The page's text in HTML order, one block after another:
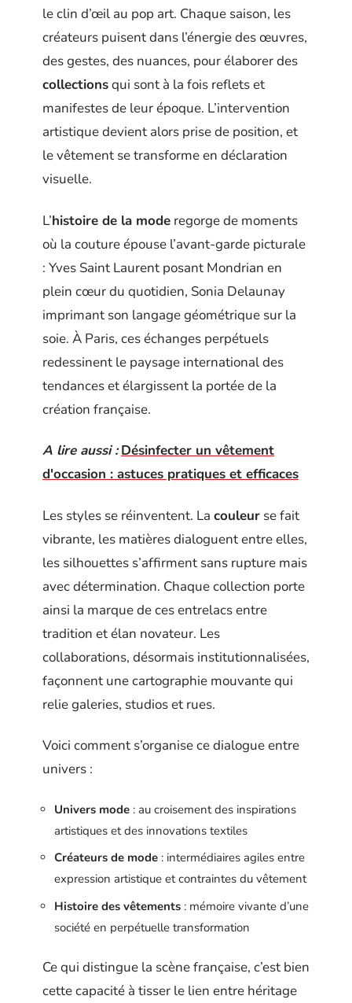
le clin d’œil au pop art. Chaque saison, les
créateurs puisent dans l’énergie des œuvres,
des gestes, des nuances, pour élaborer des
collectionsqui sont à la fois reflets et
manifestes de leur époque. L’intervention
artistique devient alors prise de position, et
le vêtement se transforme en déclaration
visuelle.
L’histoire de la mode regorge de moments
où la couture épouse l’avant-garde picturale
: Yves Saint Laurent posant Mondrian en
plein cœur du quotidien, Sonia Delaunay
imprimant son langage géométrique sur la
soie. À Paris, ces échanges perpétuels
redessinent le paysage international des
tendances et élargissent la portée de la
création française.
A lire aussi : Désinfecter un vêtement
d'occasion : astuces pratiques et efficaces
Les styles se réinventent. La couleur se fait
vibrante, les matières dialoguent entre elles,
les silhouettes s’affirment sans rupture mais
avec détermination. Chaque collection porte
ainsi la marque de ces entrelacs entre
tradition et élan novateur. Les
collaborations, désormais institutionnalisées,
façonnent une cartographie mouvante qui
relie galeries, studios et rues.
Voici comment s’organise ce dialogue entre
univers :
Univers mode : au croisement des inspirations
artistiques et des innovations textiles
Créateurs de mode : intermédiaires agiles entre
expression artistique et contraintes du vêtement
Histoire des vêtements : mémoire vivante d’une
société en perpétuelle transformation
Ce qui distingue la scène française, c’est bien
cette capacité à tisser le lien entre héritage